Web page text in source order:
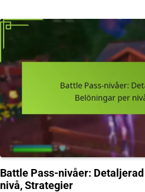
Battle Pass-nivåer:
nivå, Strategier